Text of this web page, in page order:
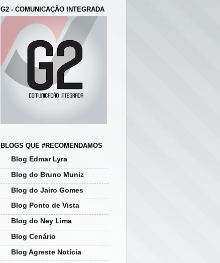
G2 - COMUNICAÇÃO INTEGRADA
BLOGS QUE #RECOMENDAMOS
Blog Edmar Lyra
Blog do Bruno Muniz
Blog do Jairo Gomes
Blog Ponto de Vista
Blog do Ney Lima
Blog Cenário
Blog Agreste Notícia